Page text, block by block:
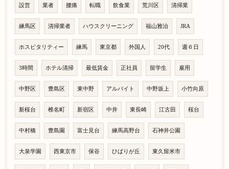
設営 業者 腰痛 転職 飲食業 荒川区 清掃業
練馬区 清掃業者 ハウスクリーニング 福山雅治 JRA
ホスピタリティー 練馬 東京都 外国人 20代 週６日
3時間 ホテル清掃 最低賃金 正社員 留学生 雇用
中野区 豊島区 東中野 アルバイト 中野坂上 小竹向原
新桜台 椎名町 新宿区 中井 東長崎 江古田 桜台
中村橋 豊島園 富士見台 練馬高野台 石神井公園
大泉学園 西東京市 保谷 ひばりが丘 東久留米市